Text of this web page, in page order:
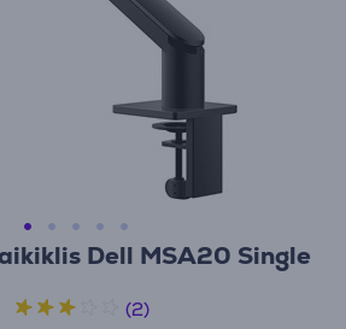
Dell MSA20 Single
(2)